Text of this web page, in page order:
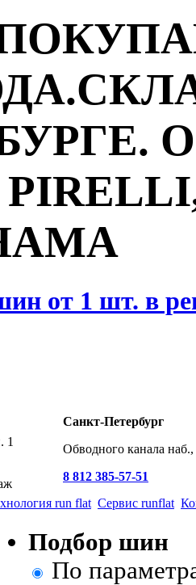
от 1 шт. в
1
Санкт-Петербург
Обводного канала
8 812 385-57-51
run flat Сервис runflat
Подбор шин
По